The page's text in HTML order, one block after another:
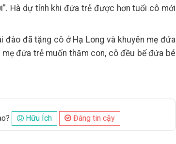
Hà dự tính khi đứa trẻ được hơn tuổi cô mới
đã tặng cô ở Hạ Long và khuyên mẹ đứa
đứa trẻ muốn thăm con, cô đều bế đứa bé
Hữu Ích Đáng tin cậy